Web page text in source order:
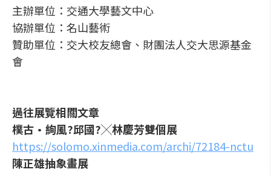
主辦單位：交通大學藝文中心
協辦單位：名山藝術
贊助單位：交大校友總會、財團法人交大思源基金
會
過往展覽相關文章
樸古•絢風?邱國?╳林慶芳雙個展
https://solomo.xinmedia.com/archi/72184-nctu
陳正雄抽象畫展